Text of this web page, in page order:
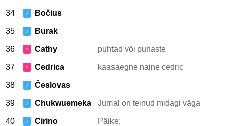
34 ♂ Bočius
35 ♂ Burak
36 ♀ Cathy puhtad või puhaste
37 ♀ Cedrica kaasaegne naine cedric
38 ♂ Česlovas
39 ♂ Chukwuemeka Jumal on teinud midagi väga
40 ♂ Cirino Päike;